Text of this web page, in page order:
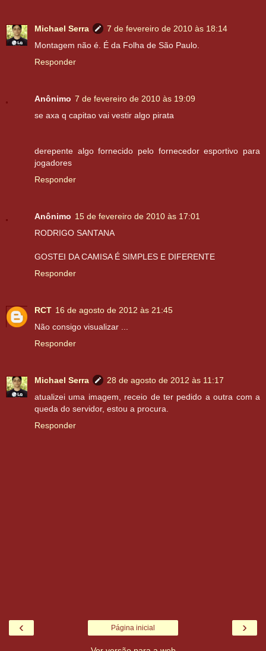
Michael Serra
7 de fevereiro de 2010 às 18:14
Montagem não é. É da Folha de São Paulo.
Responder
Anônimo 7 de fevereiro de 2010 às 19:09
se axa q capitao vai vestir algo pirata
derepente algo fornecido pelo fornecedor esportivo para
jogadores
Responder
Anônimo 15 de fevereiro de 2010 às 17:01
RODRIGO SANTANA
GOSTEI DA CAMISA É SIMPLES E DIFERENTE
Responder
RCT 16 de agosto de 2012 às 21:45
Não consigo visualizar ...
Responder
Michael Serra
28 de agosto de 2012 às 11:17
atualizei uma imagem, receio de ter pedido a outra com a
queda do servidor, estou a procura.
Responder
‹ ›
Página inicial